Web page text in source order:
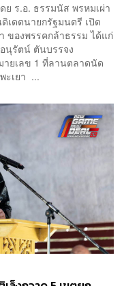
ร.อ. ธรรมนัส พรหมเผ่า
เดตนายกรัฐมนตรี เปิด
ของพรรคกล้าธรรม ได้แก่
นุรัตน์ ตันบรรจง
ายเลข 1 ที่ลานตลาดนัด
ะเยา ...